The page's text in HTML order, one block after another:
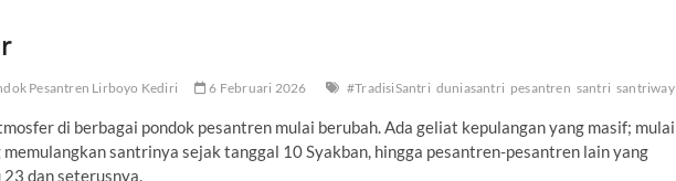
Pesantren Lirboyo Kediri 6 Februari 2026 #TradisiSantri duniasantri pesantren santri santriway
di berbagai pondok pesantren mulai berubah. Ada geliat kepulangan yang masif; mulai
santrinya sejak tanggal 10 Syakban, hingga pesantren-pesantren lain yang
dan seterusnya.